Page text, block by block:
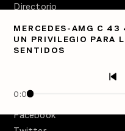
MERCEDES-AMG C 43
UN PRIVILEGIO PARA
SENTIDOS
0:00
Directorio
PÓDCASTS
Semanario Gatopardo
Facebook